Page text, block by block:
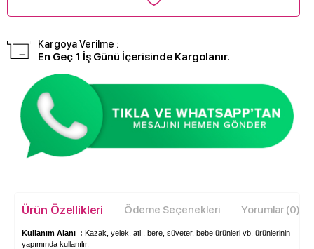
Kargoya Verilme :
En Geç 1 İş Günü İçerisinde Kargolanır.
Ürün Özellikleri Ödeme Seçenekleri Yorumlar (0)
Kullanım Alanı : Kazak, yelek, atlı, bere, süveter, bebe ürünleri vb. ürünlerinin
yapımında kullanılır.